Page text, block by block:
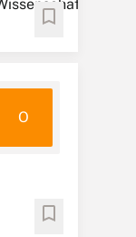
bookmark
O
bookmark